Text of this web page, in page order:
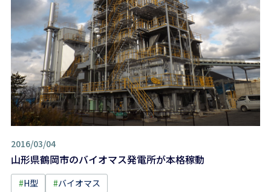
2016/03/04
山形県鶴岡市のバイオマス発電所が本格稼動
#H型 #バイオマス